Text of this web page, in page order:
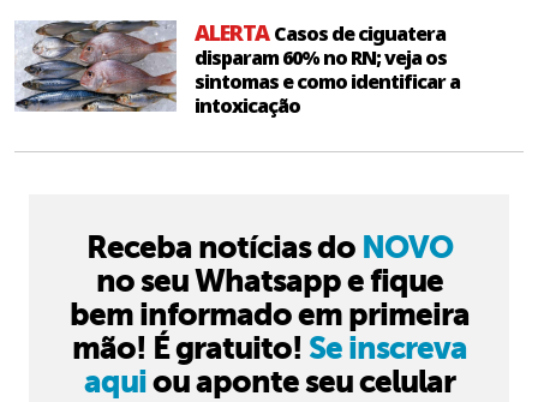
ALERTACasos de ciguatera
disparam 60% no RN; veja os
sintomas e como identificar a
intoxicação
Receba notícias do NOVO
no seu Whatsapp e fique
bem informado em primeira
mão! É gratuito! Se inscreva
aquiou aponte seu celular